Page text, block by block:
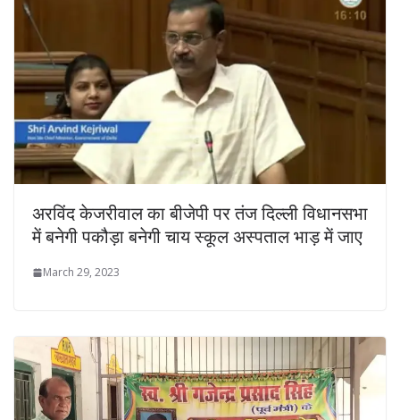
अरविंद केजरीवाल का बीजेपी पर तंज दिल्ली विधानसभा
में बनेगी पकौड़ा बनेगी चाय स्कूल अस्पताल भाड़ में जाए
March 29, 2023